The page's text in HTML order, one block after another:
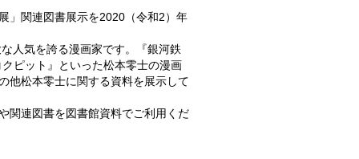
」関連図書展示を2020（令和2）年
人気を誇る漫画家です。『銀河鉄
ピット』といった松本零士の漫画
他松本零士に関する資料を展示して
関連図書を図書館資料でご利用くだ